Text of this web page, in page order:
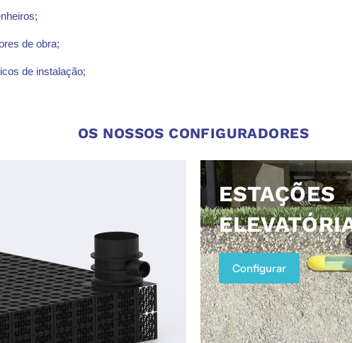
de obra;
de instalação;
OS NOSSOS CONFIGURADORES
ESTAÇÕES
Configurar